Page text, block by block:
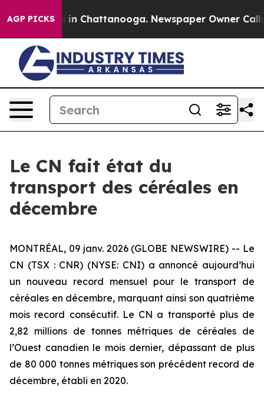
AGP PICKS
Chaos in Chattanooga. Newspaper Owner Calls
Le CN fait état du
transport des céréales en
décembre
MONTRÉAL, 09 janv. 2026 (GLOBE NEWSWIRE) -- Le
CN (TSX : CNR) (NYSE: CNI) a annoncé aujourd’hui
un nouveau record mensuel pour le transport de
céréales en décembre, marquant ainsi son quatrième
mois record consécutif. Le CN a transporté plus de
2,82 millions de tonnes métriques de céréales de
l’Ouest canadien le mois dernier, dépassant de plus
de 80 000 tonnes métriques son précédent record de
décembre, établi en 2020.